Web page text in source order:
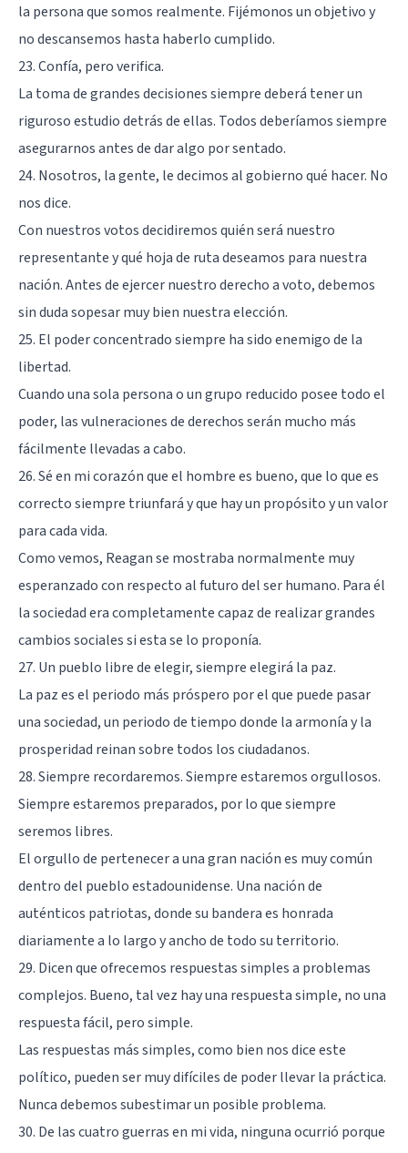
la persona que somos realmente. Fijémonos un objetivo y
no descansemos hasta haberlo cumplido.
23. Confía, pero verifica.
La toma de grandes decisiones siempre deberá tener un
riguroso estudio detrás de ellas. Todos deberíamos siempre
asegurarnos antes de dar algo por sentado.
24. Nosotros, la gente, le decimos al gobierno qué hacer. No
nos dice.
Con nuestros votos decidiremos quién será nuestro
representante y qué hoja de ruta deseamos para nuestra
nación. Antes de ejercer nuestro derecho a voto, debemos
sin duda sopesar muy bien nuestra elección.
25. El poder concentrado siempre ha sido enemigo de la
libertad.
Cuando una sola persona o un grupo reducido posee todo el
poder, las vulneraciones de derechos serán mucho más
fácilmente llevadas a cabo.
26. Sé en mi corazón que el hombre es bueno, que lo que es
correcto siempre triunfará y que hay un propósito y un valor
para cada vida.
Como vemos, Reagan se mostraba normalmente muy
esperanzado con respecto al futuro del ser humano. Para él
la sociedad era completamente capaz de realizar grandes
cambios sociales si esta se lo proponía.
27. Un pueblo libre de elegir, siempre elegirá la paz.
La paz es el periodo más próspero por el que puede pasar
una sociedad, un periodo de tiempo donde la armonía y la
prosperidad reinan sobre todos los ciudadanos.
28. Siempre recordaremos. Siempre estaremos orgullosos.
Siempre estaremos preparados, por lo que siempre
seremos libres.
El orgullo de pertenecer a una gran nación es muy común
dentro del pueblo estadounidense. Una nación de
auténticos patriotas, donde su bandera es honrada
diariamente a lo largo y ancho de todo su territorio.
29. Dicen que ofrecemos respuestas simples a problemas
complejos. Bueno, tal vez hay una respuesta simple, no una
respuesta fácil, pero simple.
Las respuestas más simples, como bien nos dice este
político, pueden ser muy difíciles de poder llevar la práctica.
Nunca debemos subestimar un posible problema.
30. De las cuatro guerras en mi vida, ninguna ocurrió porque